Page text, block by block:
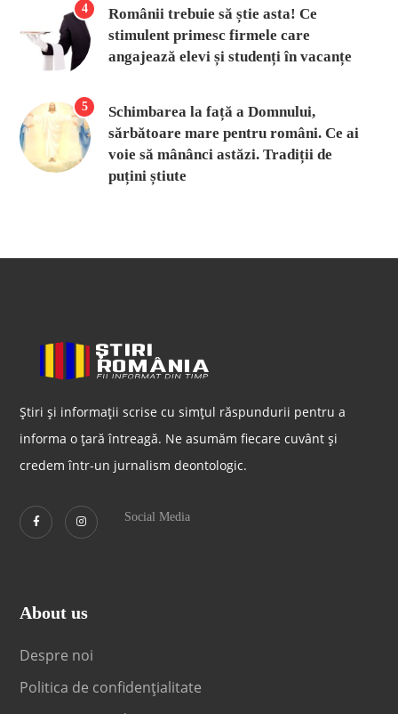
4
Românii trebuie să știe asta! Ce
stimulent primesc firmele care
angajează elevi și studenți în vacanțe
5
Schimbarea la față a Domnului,
sărbătoare mare pentru români. Ce ai
voie să mânânci astăzi. Tradiții de
puțini știute
Știri și informații scrise cu simțul răspundurii pentru a
informa o țară întreagă. Ne asumăm fiecare cuvânt și
credem într-un jurnalism deontologic.
Social Media
About us
Despre noi
Politica de confidențialitate